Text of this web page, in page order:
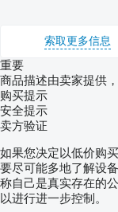
索取更多信息
重要
商品描述由卖家提供
购买提示
安全提示
卖方验证
如果您决定以低价购
要尽可能多地了解设
称自己是真实存在的
以进行进一步控制。